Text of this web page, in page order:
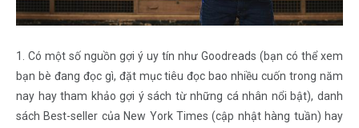
1. Có một số nguồn gợi ý uy tín như Goodreads (bạn có thể xem
bạn bè đang đọc gì, đặt mục tiêu đọc bao nhiều cuốn trong năm
nay hay tham khảo gợi ý sách từ những cá nhân nổi bật), danh
sách Best-seller của New York Times (cập nhật hàng tuần) hay